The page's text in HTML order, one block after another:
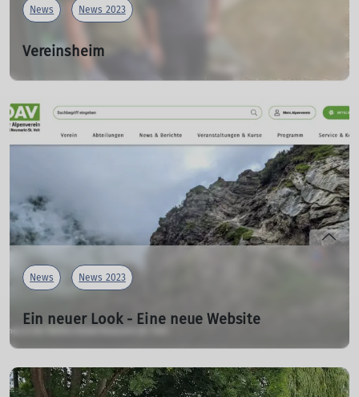
News News 2023
Vereinsheim
Renovierung und Großputz
Dank des Einsatzes unseres 1. Vorstands und vieler
fleißiger Helfer erstrahlt das Vereinsheim in frischem
Ein neuer Küchenboden wurde verlegt.
Wir bedanken uns bei allen Mitwirkenden!!
mehr erfahren
News News 2023
Ein neuer Look - Eine neue Website
18.08.2023
Nach langer Arbeit, viel Geduld und Unterstützung durch
Wolfgang sowie Gandi und Input aus dem Verein, ist es